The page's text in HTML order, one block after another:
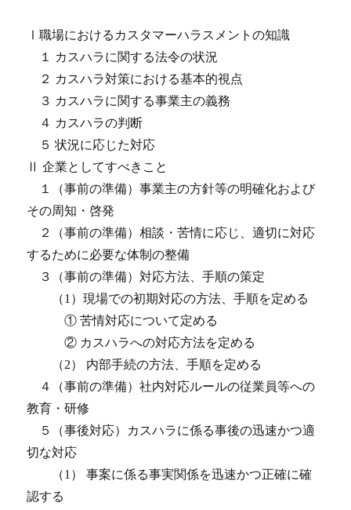
Ⅰ職場におけるカスタマーハラスメントの知識
１ カスハラに関する法令の状況
２ カスハラ対策における基本的視点
３ カスハラに関する事業主の義務
４ カスハラの判断
５ 状況に応じた対応
Ⅱ 企業としてすべきこと
１（事前の準備）事業主の方針等の明確化および
その周知・啓発
２（事前の準備）相談・苦情に応じ、適切に対応
するために必要な体制の整備
３（事前の準備）対応方法、手順の策定
（1）現場での初期対応の方法、手順を定める
① 苦情対応について定める
② カスハラへの対応方法を定める
（2） 内部手続の方法、手順を定める
４（事前の準備）社内対応ルールの従業員等への
教育・研修
５（事後対応）カスハラに係る事後の迅速かつ適
切な対応
（1） 事案に係る事実関係を迅速かつ正確に確
認する